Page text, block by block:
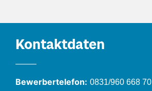
Kontaktdaten
Bewerbertelefon: 0831/960 668 70